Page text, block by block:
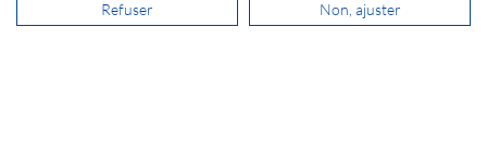
Refuser Non, ajuster